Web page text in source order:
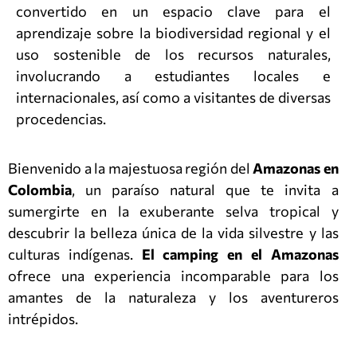
convertido en un espacio clave para el
aprendizaje sobre la biodiversidad regional y el
uso sostenible de los recursos naturales,
involucrando a estudiantes locales e
internacionales, así como a visitantes de diversas
procedencias.
Bienvenido a la majestuosa región delAmazonas en
Colombia, un paraíso natural que te invita a
sumergirte en la exuberante selva tropical y
descubrir la belleza única de la vida silvestre y las
culturas indígenas. El camping en el Amazonas
ofrece una experiencia incomparable para los
amantes de la naturaleza y los aventureros
intrépidos.